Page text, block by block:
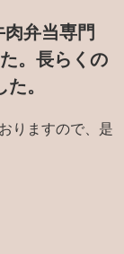
弁当専門
。 長らくの
。
りますので、是